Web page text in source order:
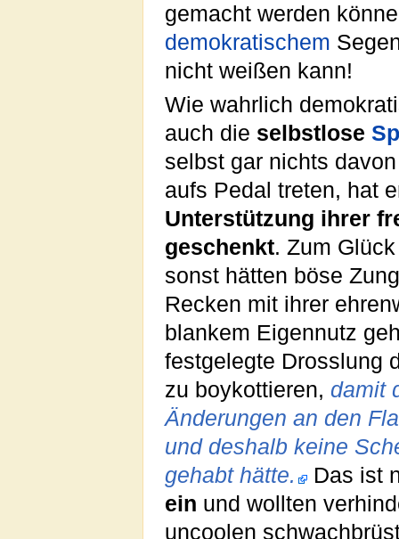
gemacht werden
demokratischem
nicht weißen kann!
Wie wahrlich
auch die selbstlose
selbst gar nichts
aufs Pedal treten, hat
Unterstützung ihrer
geschenkt. Zum
sonst hätten böse
Recken mit ihrer
blankem Eigennutz
festgelegte Drosslung
zu boykottieren, damit
Änderungen an den
und deshalb keine
gehabt hätte.
Das ist
ein und wollten
uncoolen